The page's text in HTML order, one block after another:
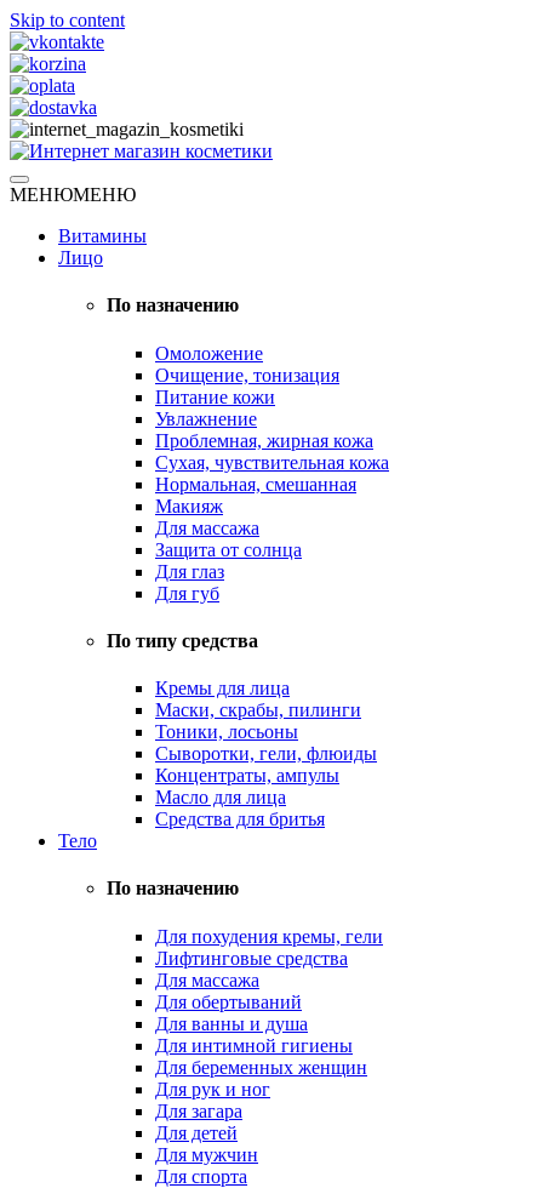
Skip to content
Интернет магазин косметики
Натуральная косметика
МЕНЮМЕНЮ
Витамины
Лицо
По назначению
Омоложение
Очищение, тонизация
Питание кожи
Увлажнение
Проблемная, жирная кожа
Сухая, чувствительная кожа
Нормальная, смешанная
Макияж
Для массажа
Защита от солнца
Для глаз
Для губ
По типу средства
Кремы для лица
Маски, скрабы, пилинги
Тоники, лосьоны
Сыворотки, гели, флюиды
Концентраты, ампулы
Масло для лица
Средства для бритья
Тело
По назначению
Для похудения кремы, гели
Лифтинговые средства
Для массажа
Для обертываний
Для ванны и душа
Для интимной гигиены
Для беременных женщин
Для рук и ног
Для загара
Для детей
Для мужчин
Для спорта